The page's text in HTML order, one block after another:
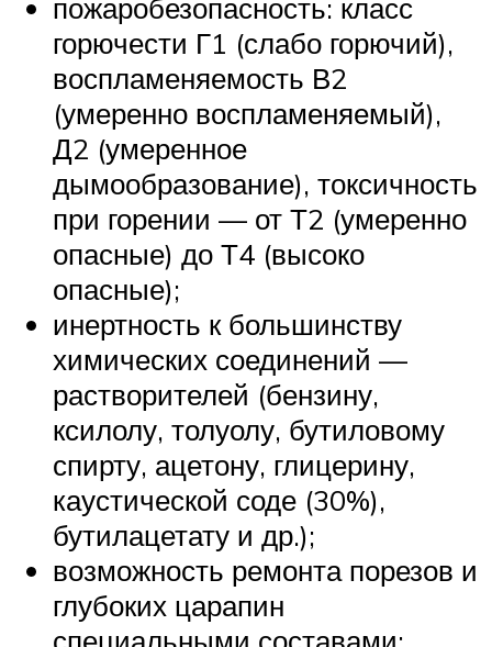
пожаробезопасность: класс
горючести Г1 (слабо горючий),
воспламеняемость В2
(умеренно воспламеняемый),
Д2 (умеренное
дымообразование), токсичность
при горении — от Т2 (умеренно
опасные) до Т4 (высоко
опасные);
инертность к большинству
химических соединений —
растворителей (бензину,
ксилолу, толуолу, бутиловому
спирту, ацетону, глицерину,
каустической соде (30%),
бутилацетату и др.);
возможность ремонта порезов и
глубоких царапин
специальными составами;